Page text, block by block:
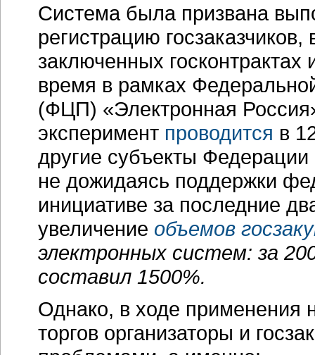
Система была призвана
регистрацию
заключенных
время в рамках
(ФЦП) «Электронная
эксперимент проводится в
другие субъекты Федерации
не дожидаясь поддержки
инициативе за последние
увеличение объемов
электронных систем: за
составил 1500%.
Однако, в ходе применения
торгов организаторы и